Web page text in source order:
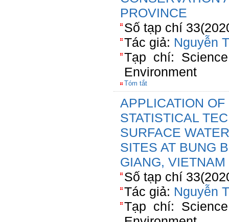
PROVINCE
Số tạp chí
Tác giả: Nguyễn
Tạp chí:
Environment
Tóm tắt
APPLICATION OF
STATISTICAL
SURFACE
SITES AT BUNG
GIANG, VIETNAM
Số tạp chí
Tác giả: Nguyễn
Tạp chí: